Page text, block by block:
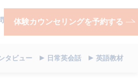
体験カウンセリングを予約する
タビュー 日常英会話 英語教材